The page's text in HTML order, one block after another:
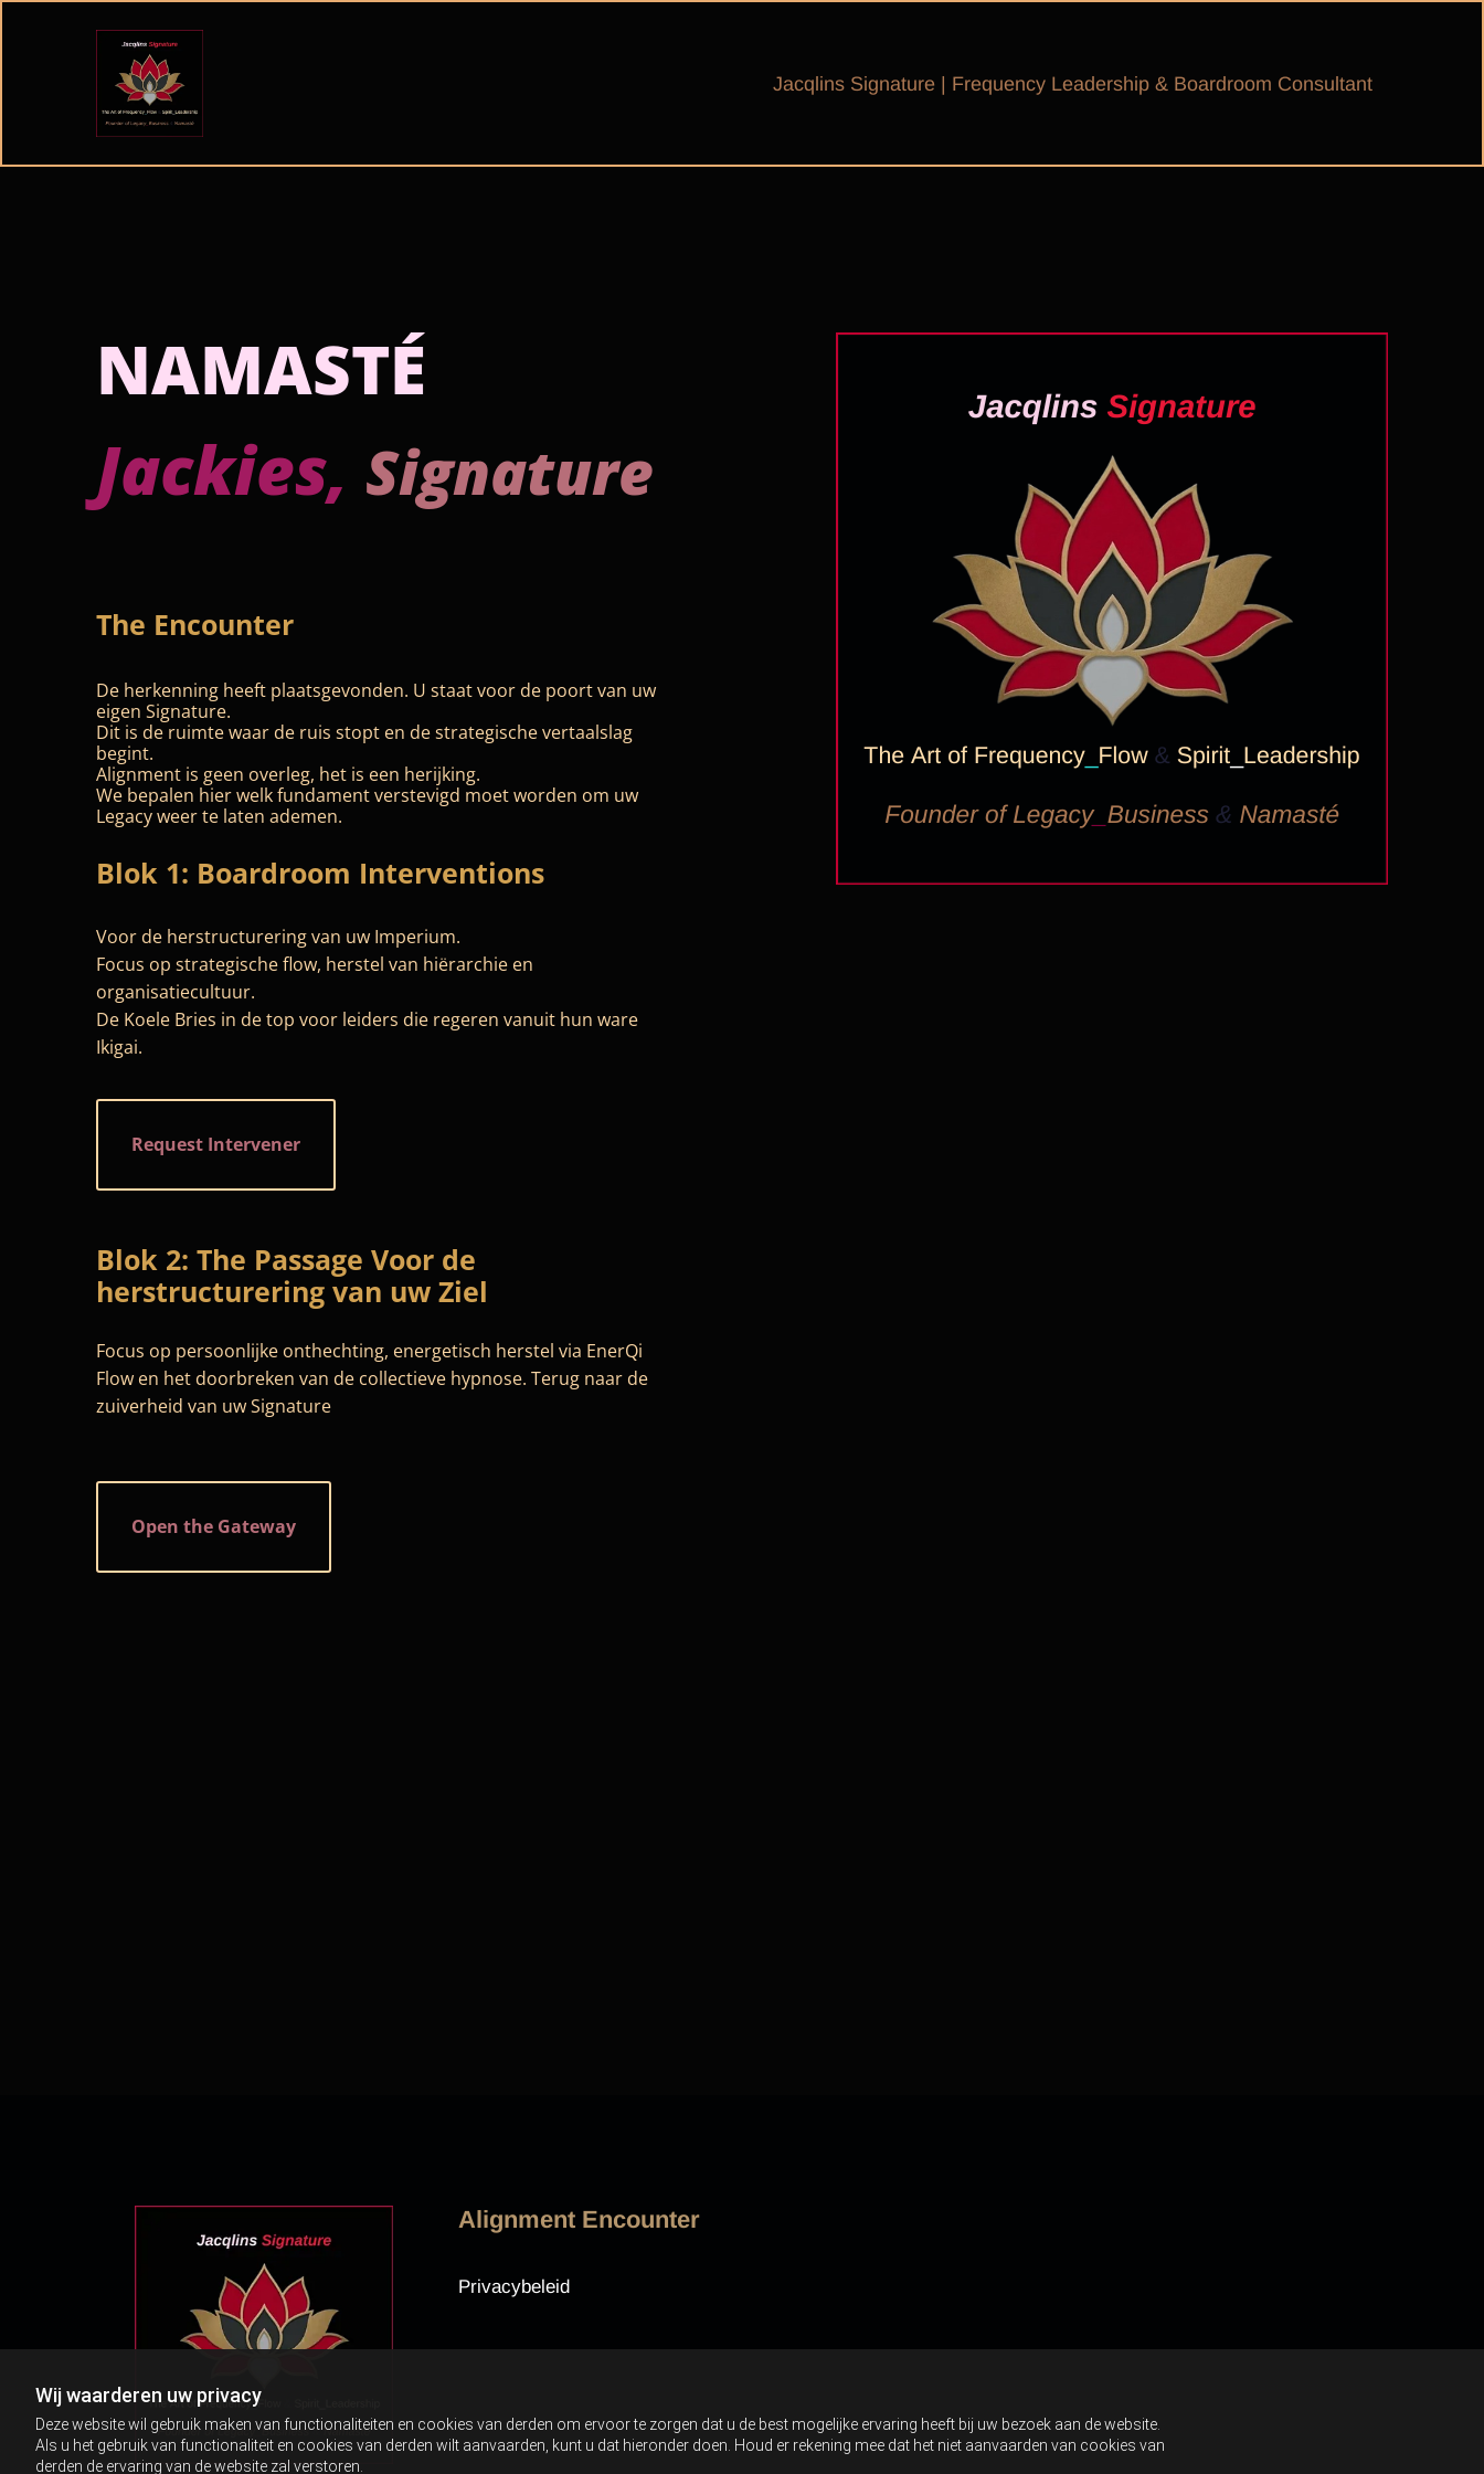
Wij waarderen uw privacy
Deze website wil gebruik maken van functionaliteiten en cookies van derden om ervoor te zorgen dat u de best mogelijke ervaring heeft bij uw bezoek aan de website.
Als u het gebruik van functionaliteit en cookies van derden wilt aanvaarden, kunt u dat hieronder doen. Houd er rekening mee dat het niet aanvaarden van cookies van
derden de ervaring van de website zal verstoren.
Jacqlins Signature | Frequency Leadership & Boardroom Consultant
NAMASTÉ
Jackies, Signature
The Encounter
De herkenning heeft plaatsgevonden. U staat voor de poort van uw
eigen Signature.
Dit is de ruimte waar de ruis stopt en de strategische vertaalslag
begint.
Alignment is geen overleg, het is een herijking.
We bepalen hier welk fundament verstevigd moet worden om uw
Legacy weer te laten ademen.
Blok 1: Boardroom Interventions
Voor de herstructurering van uw Imperium.
Focus op strategische flow, herstel van hiërarchie en
organisatiecultuur.
De Koele Bries in de top voor leiders die regeren vanuit hun ware
Ikigai.
Request Intervener
Blok 2: The Passage Voor de
herstructurering van uw Ziel
Focus op persoonlijke onthechting, energetisch herstel via EnerQi
Flow en het doorbreken van de collectieve hypnose. Terug naar de
zuiverheid van uw Signature
Open the Gateway
Alignment Encounter
Privacybeleid